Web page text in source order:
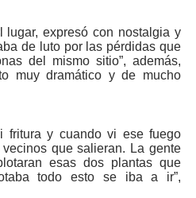
lugar, expresó con nostal­gia y
de luto por las pérdi­das que
del mismo sitio”, además,
muy dramático y de mucho
fritura y cuando vi ese fue­go
que salieran. La gente
esas dos plantas que
todo esto se iba a ir”,